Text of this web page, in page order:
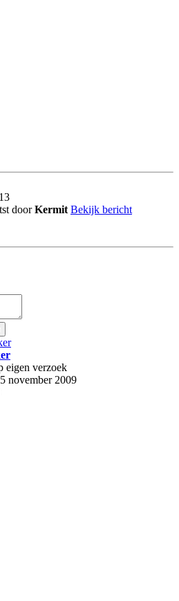
doorKermit Bekijk bericht
eigen verzoek
5 november 2009